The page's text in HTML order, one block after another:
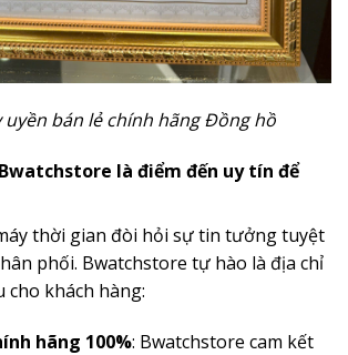
uyền bán lẻ chính hãng Đồng hồ
Bwatchstore là điểm đến uy tín để
thời gian đòi hỏi sự tin tưởng tuyệt
phối. Bwatchstore tự hào là địa chỉ
cho khách hàng:
hãng 100%: Bwatchstore cam kết